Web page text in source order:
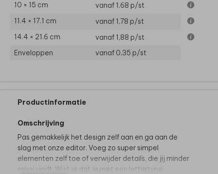
10 × 15 cm
vanaf 1,68 p/st
11.4 × 17.1 cm
vanaf 1,78 p/st
14.4 × 21.6 cm
vanaf 1,88 p/st
Enveloppen
vanaf 0,35 p/st
Productinformatie
Omschrijving
Pas gemakkelijk het design zelf aan en ga aan de
slag met onze editor. Voeg zo super simpel
elementen zelf toe of verwijder details, die jij minder
mooi vindt. Wist je dat je met een lettertype